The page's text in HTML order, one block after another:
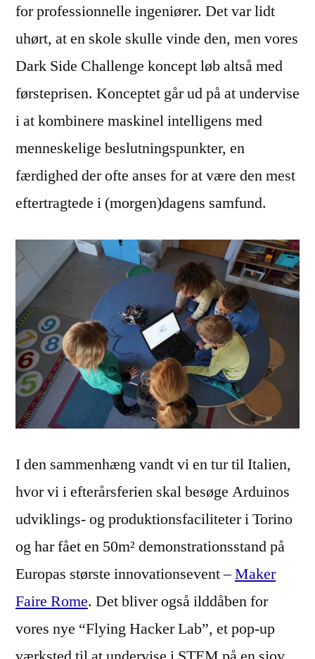
for professionnelle ingeniører. Det var lidt
uhørt, at en skole skulle vinde den, men vores
Dark Side Challenge koncept løb altså med
førsteprisen. Konceptet går ud på at undervise
i at kombinere maskinel intelligens med
menneskelige beslutningspunkter, en
færdighed der ofte anses for at være den mest
eftertragtede i (morgen)dagens samfund.
I den sammenhæng vandt vi en tur til Italien,
hvor vi i efterårsferien skal besøge Arduinos
udviklings- og produktionsfaciliteter i Torino
og har fået en 50m² demonstrationsstand på
Europas største innovationsevent –Maker
Faire Rome. Det bliver også ilddåben for
vores nye “Flying Hacker Lab”, et pop-up